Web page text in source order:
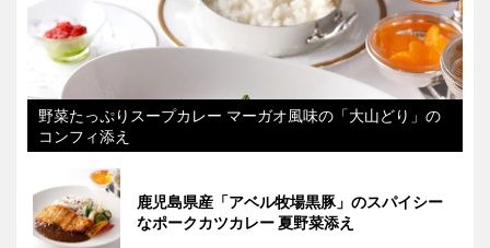
野菜たっぷりスープカレー マーガオ風味の「大山どり」の
コンフィ添え
鹿児島県産「アベル牧場黒豚」のスパイシー
なポークカツカレー 夏野菜添え